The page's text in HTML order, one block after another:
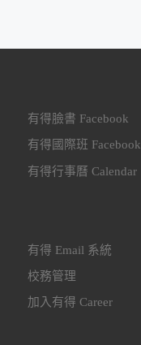
有得臉書 Facebook
有得國際班 Facebook
有得行事曆 Calendar
有得 Email 系統
校務管理
加入有得 Career